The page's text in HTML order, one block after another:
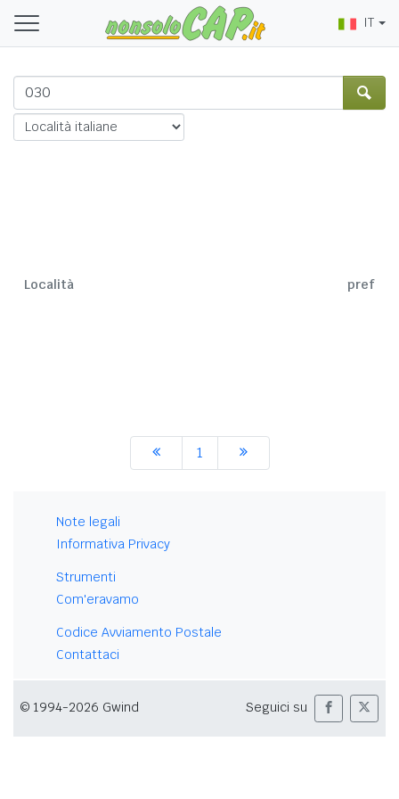
IT
Località pref
1
Note legali
Informativa Privacy
Strumenti
Com'eravamo
Codice Avviamento Postale
Contattaci
© 1994-2026 Gwind Seguici su